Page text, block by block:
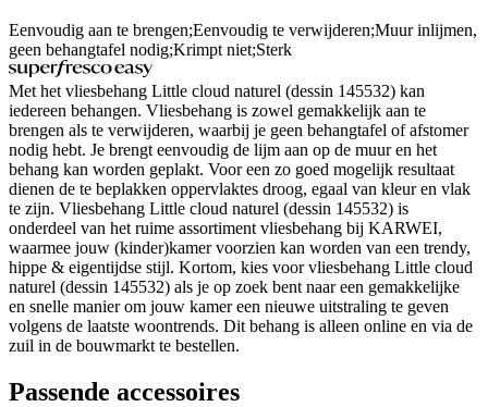
Eenvoudig aan te brengen;Eenvoudig te verwijderen;Muur inlijmen,
geen behangtafel nodig;Krimpt niet;Sterk
Met het vliesbehang Little cloud naturel (dessin 145532) kan
iedereen behangen. Vliesbehang is zowel gemakkelijk aan te
brengen als te verwijderen, waarbij je geen behangtafel of afstomer
nodig hebt. Je brengt eenvoudig de lijm aan op de muur en het
behang kan worden geplakt. Voor een zo goed mogelijk resultaat
dienen de te beplakken oppervlaktes droog, egaal van kleur en vlak
te zijn. Vliesbehang Little cloud naturel (dessin 145532) is
onderdeel van het ruime assortiment vliesbehang bij KARWEI,
waarmee jouw (kinder)kamer voorzien kan worden van een trendy,
hippe & eigentijdse stijl. Kortom, kies voor vliesbehang Little cloud
naturel (dessin 145532) als je op zoek bent naar een gemakkelijke
en snelle manier om jouw kamer een nieuwe uitstraling te geven
volgens de laatste woontrends. Dit behang is alleen online en via de
zuil in de bouwmarkt te bestellen.
Passende accessoires